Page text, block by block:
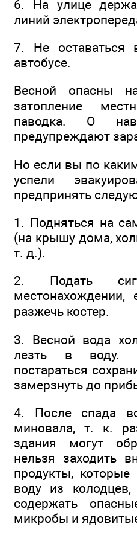
6. На улице
линий
7. Не оставаться
автобусе.
Весной опасны
затопление
паводка. О
предупреждают
Но если вы по
успели
предпринять
1. Подняться на
(на крышу дома,
т. д.).
2. Подать
разжечь костер.
3. Весной вода
лезть в воду.
постараться
замерзнуть до
4. После спада
миновала, т. к.
здания могут
нельзя заходить
продукты,
воду из
содержать
микробы и